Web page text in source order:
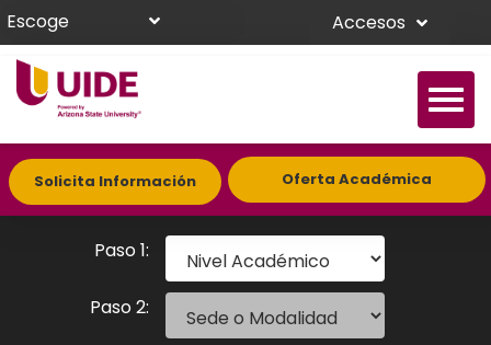
Escoge Accesos
Solicita Información Oferta Académica
Paso 1: Nivel Académico
Paso 2: Sede o Modalidad